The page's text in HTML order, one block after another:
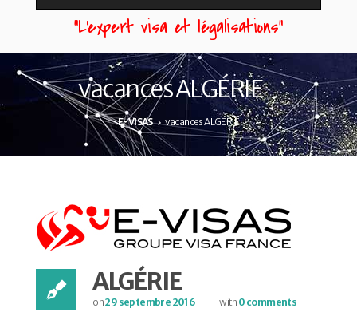
“L'expert visa et légalisations”
vacances ALGÉRIE
E-VISAS vacances ALGÉRIE
ALGÉRIE
on29 septembre 2016 with 0 comments